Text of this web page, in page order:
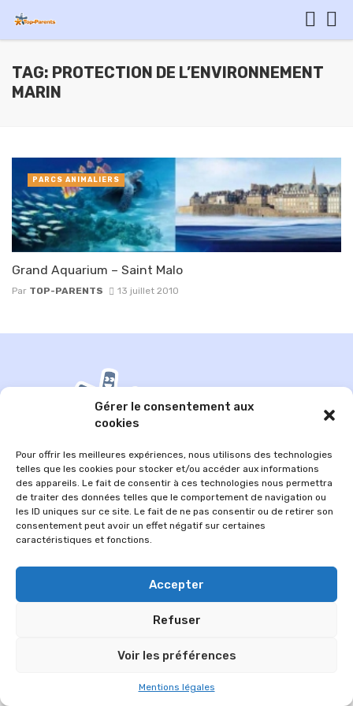
Gérer le consentement aux
cookies
Pour offrir les meilleures expériences, nous utilisons des technologies
telles que les cookies pour stocker et/ou accéder aux informations
des appareils. Le fait de consentir à ces technologies nous permettra
de traiter des données telles que le comportement de navigation ou
les ID uniques sur ce site. Le fait de ne pas consentir ou de retirer son
consentement peut avoir un effet négatif sur certaines
caractéristiques et fonctions.
Accepter
Refuser
Voir les préférences
Mentions légales
TAG: PROTECTION DE L’ENVIRONNEMENT
MARIN
Grand Aquarium – Saint Malo
Par TOP-PARENTS 13 juillet 2010
PARCS ANIMALIERS
© 2026 Im-presse. Tous droits réservés.